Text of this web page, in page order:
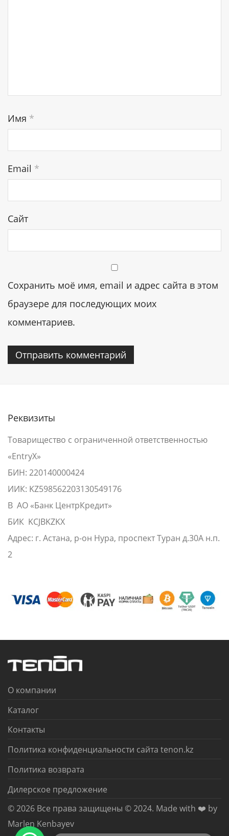
Имя *
Email *
Сайт
Сохранить моё имя, email и адрес сайта в этом
браузере для последующих моих
комментариев.
Реквизиты
Товарищество с ограниченной ответственностью
«EntryX»
БИН: 220140000424
ИИК: KZ598562203130549176
В АО «Банк ЦентрКредит»
БИК KCJBKZKX
Адрес: г. Астана, р-он Нура, проспект Туран д.30А н.п.
2
О компании
Каталог
Контакты
Политика конфиденциальности сайта tenon.kz
Политика возврата
Дилерское предложение
© 2026 Все права защищены © 2024. Made with ❤️ by
Marlen Kenbayev